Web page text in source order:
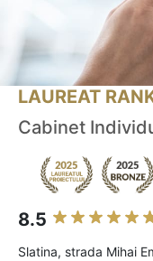
LAUREAT
Cabinet
8.5
Slatina, strada Mihai